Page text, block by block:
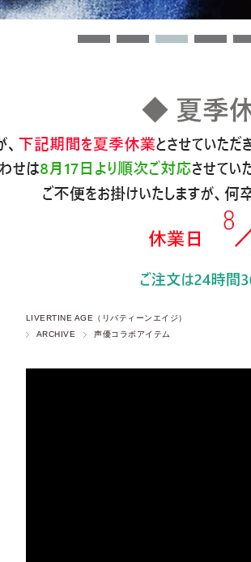
LIVERTINE AGE（リバティーンエイジ）
ARCHIVE
声優コラボアイテム